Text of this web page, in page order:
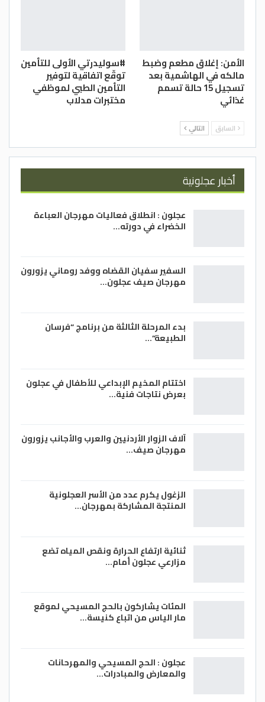
الأمن: إغلاق مطعم وضبط
مالكه في الهاشمية بعد
تسجيل 15 حالة تسمم
غذائي
#سوليدرتي الأولى للتأمين
توقّع اتفاقية لتوفير
التأمين الطبي لموظفي
مختبرات مدلاب
السابق التالي
أخبار عجلونية
عجلون : انطلاق فعاليات مهرجان العباءة
الخضراء في دورته…
السفير سفيان القضاه ووفد روماني يزورون
مهرجان صيف عجلون…
بدء المرحلة الثالثة من برنامج “فرسان
الطبيعة”…
اختتام المخيم الإبداعي للأطفال في عجلون
بعرض نتاجات فنية…
آلاف الزوار الأردنيين والعرب والأجانب يزورون
مهرجان صيف…
الزغول يكرم عدد من الأسر العجلونية
المنتجة المشاركة بمهرجان…
ثنائية ارتفاع الحرارة ونقص المياه تضع
مزارعي عجلون أمام…
المئات يشاركون بالحج المسيحي لموقع
مار الياس من اتباع كنيسة…
عجلون : الحج المسيحي والمهرحانات
والمعارض والمبادرات…